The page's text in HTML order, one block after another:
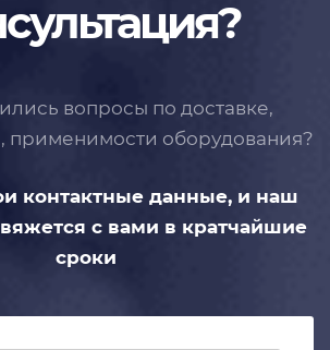
вопросы по доставке,
применимости оборудования?
контактные данные, и наш
с вами в кратчайшие
сроки